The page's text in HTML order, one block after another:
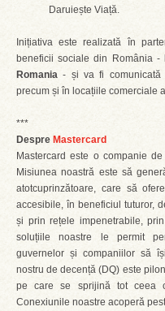
Daruiește Viață.
Inițiativa este realizată în
beneficii sociale din România -
Romania- și va fi comunicată
precum și în locațiile comerciale
***
Despre Mastercard
Mastercard este o companie
Misiunea noastră este să
atotcuprinzătoare, care să
accesibile, în beneficiul tuturor,
și prin rețele impenetrabile,
soluțiile noastre le permit
guvernelor și companiilor să
nostru de decență (DQ) este
pe care se sprijină tot ceea
Conexiunile noastre acoperă